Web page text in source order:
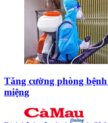
Tăng cường phòng
miệng